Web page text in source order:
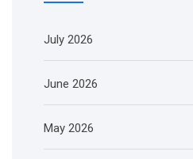
July 2026
June 2026
May 2026